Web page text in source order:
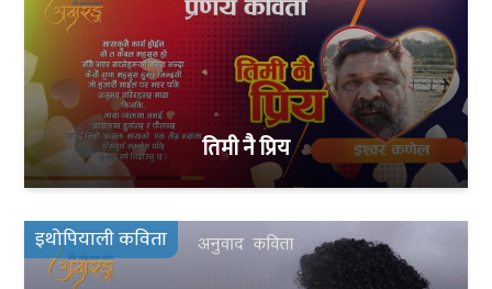
तिमी नै प्रिय
इथोपियाली कविता